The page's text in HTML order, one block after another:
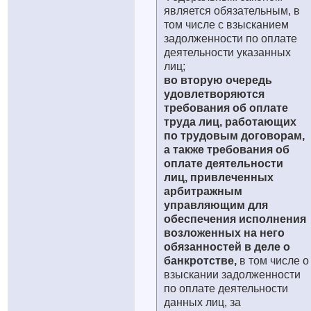
является обязательным, в
том числе с взысканием
задолженности по оплате
деятельности указанных
лиц;
во вторую очередь
удовлетворяются
требования об оплате
труда лиц, работающих
по трудовым договорам,
а также требования об
оплате деятельности
лиц, привлеченных
арбитражным
управляющим для
обеспечения исполнения
возложенных на него
обязанностей в деле о
банкротстве, в том числе о
взыскании задолженности
по оплате деятельности
данных лиц, за